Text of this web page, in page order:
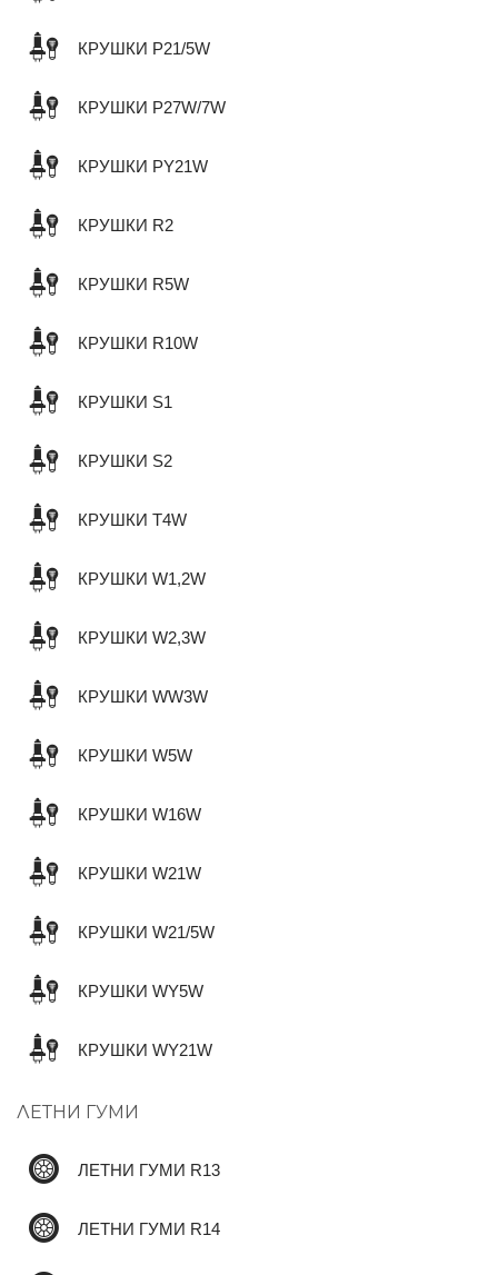
КРУШКИ P21/5W
КРУШКИ P27W/7W
КРУШКИ PY21W
КРУШКИ R2
КРУШКИ R5W
КРУШКИ R10W
КРУШКИ S1
КРУШКИ S2
КРУШКИ T4W
КРУШКИ W1,2W
КРУШКИ W2,3W
КРУШКИ WW3W
КРУШКИ W5W
КРУШКИ W16W
КРУШКИ W21W
КРУШКИ W21/5W
КРУШКИ WY5W
КРУШКИ WY21W
ЛЕТНИ ГУМИ
ЛЕТНИ ГУМИ R13
ЛЕТНИ ГУМИ R14